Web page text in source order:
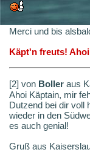
Merci und bis
Käpt'n freuts!
[2] von Boller aus
Ahoi Käptain, mir
Dutzend bei dir voll
wieder in den
es auch genial!
Gruß aus